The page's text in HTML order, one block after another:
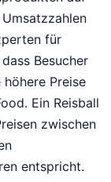
für
Besucher
Preise
Ein Reisball
zwischen
entspricht.